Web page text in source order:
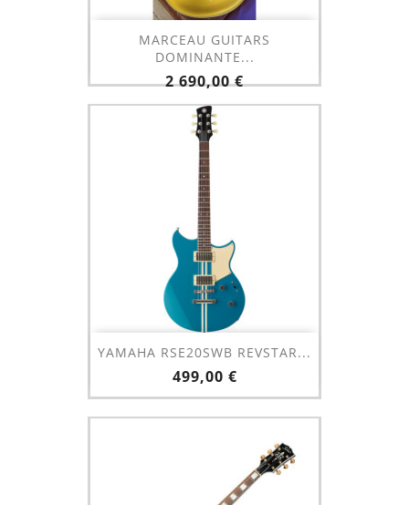
MARCEAU GUITARS
DOMINANTE...
Prix
2 690,00 €
YAMAHA RSE20SWB REVSTAR...
Prix
499,00 €